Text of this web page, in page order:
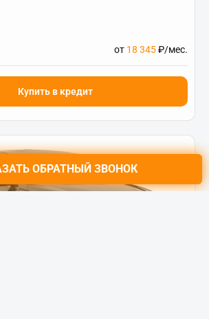
от 18 345₽/мес.
Купить в кредит
ОБРАТНЫЙ ЗВОНОК